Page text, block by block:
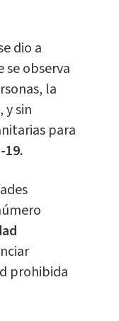
dio a
se observa
la
y sin
para
19.
prohibida